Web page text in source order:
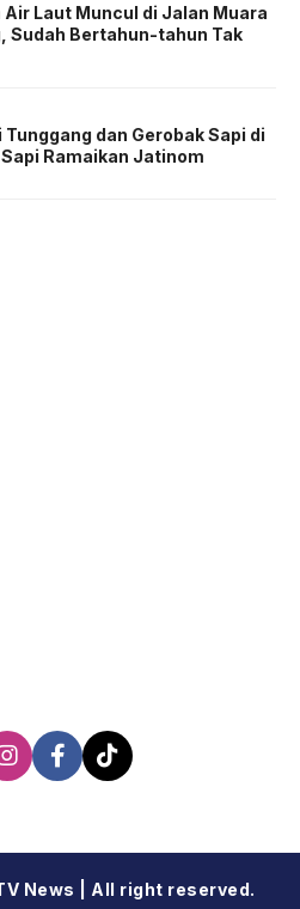
Air Laut Muncul di Jalan Muara
Sudah Bertahun-tahun Tak
Tunggang dan Gerobak Sapi di
Ramaikan Jatinom
News | All right reserved.